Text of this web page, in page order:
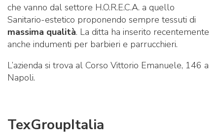
che vanno dal settore H.O.R.E.C.A. a quello
Sanitario-estetico proponendo sempre tessuti di
massima qualità. La ditta ha inserito recentemente
anche indumenti per barbieri e parrucchieri.
L’azienda si trova al Corso Vittorio Emanuele, 146 a
Napoli.
TexGroupItalia